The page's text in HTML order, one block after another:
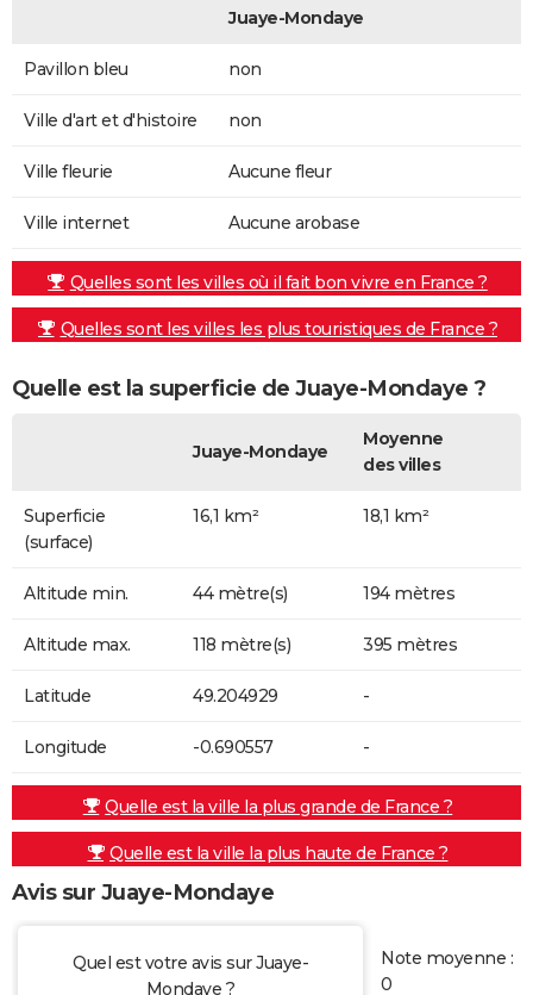
Juaye-Mondaye
Pavillon bleu non
Ville d'art et d'histoire non
Ville fleurie Aucune fleur
Ville internet Aucune arobase
Quelles sont les villes où il fait bon vivre en France ?
Quelles sont les villes les plus touristiques de France ?
Quelle est la superficie de Juaye-Mondaye ?
Juaye-Mondaye
Moyenne
des villes
Superficie
(surface)
16,1 km² 18,1 km²
Altitude min. 44 mètre(s) 194 mètres
Altitude max. 118 mètre(s) 395 mètres
Latitude 49.204929 -
Longitude -0.690557 -
Quelle est la ville la plus grande de France ?
Quelle est la ville la plus haute de France ?
Avis sur Juaye-Mondaye
Quel est votre avis sur Juaye-
Mondaye ?
Note moyenne :
0